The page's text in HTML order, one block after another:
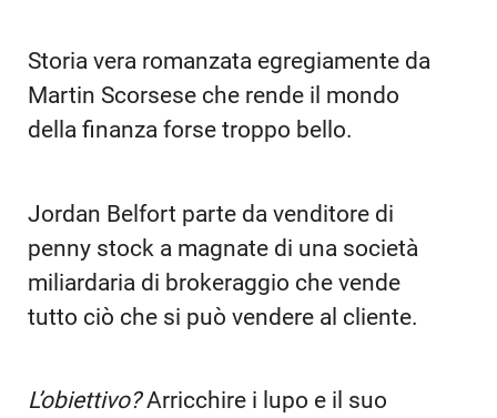
Storia vera romanzata egregiamente da
Martin Scorsese che rende il mondo
della finanza forse troppo bello.
Jordan Belfort parte da venditore di
penny stock a magnate di una società
miliardaria di brokeraggio che vende
tutto ciò che si può vendere al cliente.
L’obiettivo?Arricchire i lupo e il suo